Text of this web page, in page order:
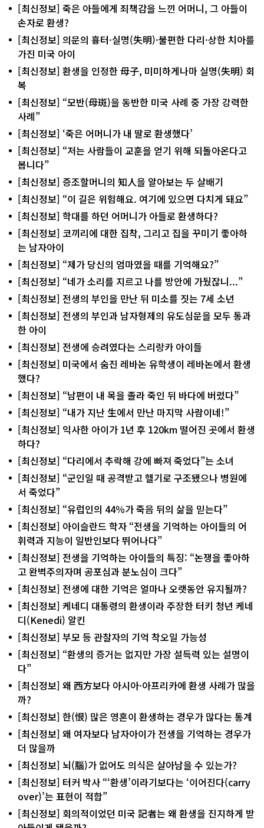
[최신정보] 죽은 아들에게 죄책감을 느낀 어머니, 그 아들이
손자로 환생?
[최신정보] 의문의 흉터·실명(失明)·불편한 다리·상한 치아를
가진 미국 아이
[최신정보] 환생을 인정한 母子, 미미하게나마 실명(失明) 회
복
[최신정보] “모반(母斑)을 동반한 미국 사례 중 가장 강력한
사례”
[최신정보] ‘죽은 어머니가 내 딸로 환생했다’
[최신정보] “저는 사람들이 교훈을 얻기 위해 되돌아온다고
봅니다”
[최신정보] 증조할머니의 知人을 알아보는 두 살배기
[최신정보] “이 길은 위험해요. 여기에 있으면 다치게 돼요”
[최신정보] 학대를 하던 어머니가 아들로 환생하다?
[최신정보] 코끼리에 대한 집착, 그리고 집을 꾸미기 좋아하
는 남자아이
[최신정보] “제가 당신의 엄마였을 때를 기억해요?”
[최신정보] “네가 소리를 지르고 나를 방안에 가뒀잖니...”
[최신정보] 전생의 부인을 만난 뒤 미소를 짓는 7세 소년
[최신정보] 전생의 부인과 남자형제의 유도심문을 모두 통과
한 아이
[최신정보] 전생에 승려였다는 스리랑카 아이들
[최신정보] 미국에서 숨진 레바논 유학생이 레바논에서 환생
했다?
[최신정보] “남편이 내 목을 졸라 죽인 뒤 바다에 버렸다”
[최신정보] “내가 지난 生에서 만난 마지막 사람이네!”
[최신정보] 익사한 아이가 1년 후 120km 떨어진 곳에서 환생
하다?
[최신정보] “다리에서 추락해 강에 빠져 죽었다”는 소녀
[최신정보] “군인일 때 공격받고 헬기로 구조됐으나 병원에
서 죽었다”
[최신정보] “유럽인의 44％가 죽음 뒤의 삶을 믿는다”
[최신정보] 아이슬란드 학자 “전생을 기억하는 아이들의 어
휘력과 지능이 일반인보다 뛰어나다”
[최신정보] 전생을 기억하는 아이들의 특징: “논쟁을 좋아하
고 완벽주의자며 공포심과 분노심이 크다”
[최신정보] 전생에 대한 기억은 얼마나 오랫동안 유지될까?
[최신정보] 케네디 대통령의 환생이라 주장한 터키 청년 케네
디(Kenedi) 알킨
[최신정보] 부모 등 관찰자의 기억 착오일 가능성
[최신정보] “환생의 증거는 없지만 가장 설득력 있는 설명이
다”
[최신정보] 왜 西方보다 아시아·아프리카에 환생 사례가 많을
까?
[최신정보] 한(恨) 많은 영혼이 환생하는 경우가 많다는 통계
[최신정보] 왜 여자보다 남자아이가 전생을 기억하는 경우가
더 많을까
[최신정보] 뇌(腦)가 없어도 의식은 살아남을 수 있는가?
[최신정보] 터커 박사 “‘환생’이라기보다는 ‘이어진다(carry
over)’는 표현이 적합”
[최신정보] 회의적이었던 미국 記者는 왜 환생을 진지하게 받